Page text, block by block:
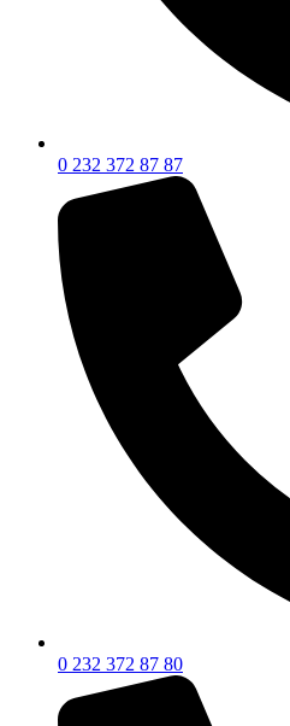
0 232 372 87 87
0 232 372 87 80